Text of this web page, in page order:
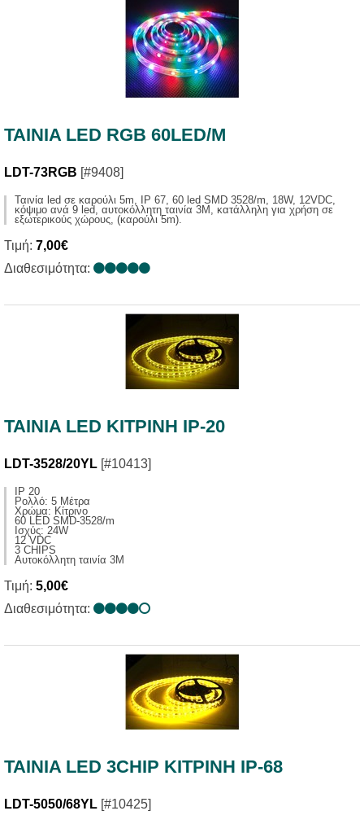
TAINIA LED RGB 60LED/M
LDT-73RGB [#9408]
Ταινία led σε καρούλι 5m, ΙΡ 67, 60 led SMD 3528/m, 18W, 12VDC,
κόψιμο ανά 9 led, αυτοκόλλητη ταινία 3Μ, κατάλληλη για χρήση σε
εξωτερικούς χώρους, (καρούλι 5m).
Τιμή: 7,00€
Διαθεσιμότητα:
TAINIA LED ΚΙΤΡΙΝΗ IP-20
LDT-3528/20YL [#10413]
IP 20
Ρολλό: 5 Μέτρα
Χρώμα: Κίτρινο
60 LED SMD-3528/m
Ισχύς: 24W
12 VDC
3 CHIPS
Αυτοκόλλητη ταινία 3Μ
Τιμή: 5,00€
Διαθεσιμότητα:
TAINIA LED 3CHIP ΚΙΤΡΙΝΗ IP-68
LDT-5050/68YL [#10425]